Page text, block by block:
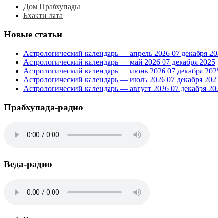
Дом Прабхупады
Бхакти лата
Новые статьи
Астрологический календарь — апрель 2026 07 декабря
Астрологический календарь — май 2026 07 декабря 2025
Астрологический календарь — июнь 2026 07 декабря
Астрологический календарь — июль 2026 07 декабря
Астрологический календарь — август 2026 07 декабря
Прабхупада-радио
Веда-радио